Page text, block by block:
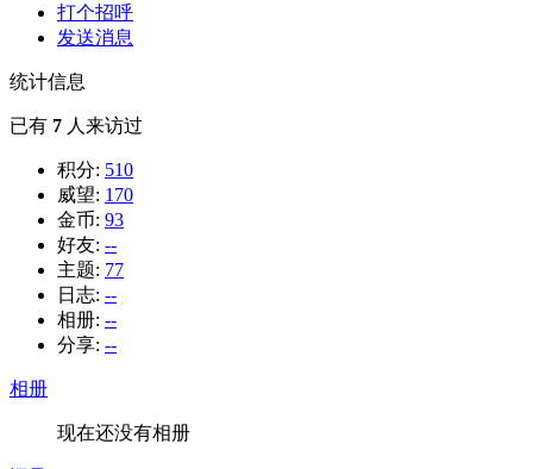
打个招呼
发送消息
统计信息
已有 7 人来访过
积分: 510
威望: 170
金币: 93
好友: --
主题: 77
日志: --
相册: --
分享: --
相册
现在还没有相册